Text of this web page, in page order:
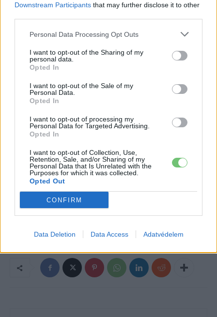
Downstream Participants that may further disclose it to other
Personal Data Processing Opt Outs
I want to opt-out of the Sharing of my
personal data.
Opted In
I want to opt-out of the Sale of my
Personal Data.
Opted In
I want to opt-out of processing my
Personal Data for Targeted Advertising.
Opted In
I want to opt-out of Collection, Use,
Retention, Sale, and/or Sharing of my
Personal Data that Is Unrelated with the
Purposes for which it was collected.
Opted Out
CONFIRM
Data Deletion Data Access Adatvédelem
Új mérce a villany-SUV
kategóriában
elektromos prémium SUV-k magyar piacán
hiszenkategóriáján belül egyedülálló méreteket,
hatótávot és felszereltséget kínál
konfiguráció, az akár 620 kilométeres hatótávolság
valamint a
Ioniq 9nem csupán a méreteiben, de a célközönség
tekintetében is magasra pozicionált modell
Kövesd az e-cars.hu-t a Facebookon is, további
tartalmakért!
CÍMKÉK Ár e-mobilitás Elektromobilitás
Elektromos autó